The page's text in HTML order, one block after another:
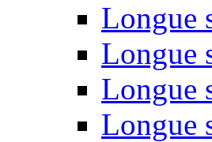
Longue
Longue
Longue
Longue